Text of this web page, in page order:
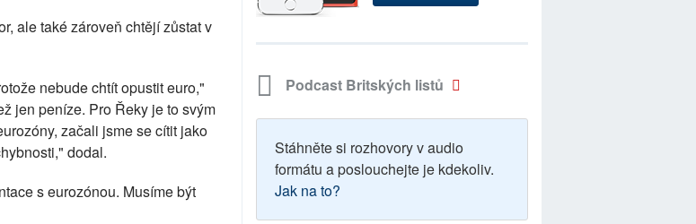
ale také zároveň chtějí zůstat v
nebude chtít opustit euro,"
jen peníze. Pro Řeky je to svým
začali jsme se cítit jako
dodal.
s eurozónou. Musíme být
Podcast Britských listů
Stáhněte si rozhovory v audio
formátu a poslouchejte je kdekoliv.
Jak na to?